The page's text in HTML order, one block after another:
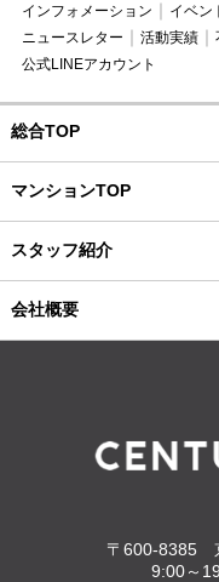
インフォメーション
イベン
ニュースレター
活動実績
公式LINEアカウント
総合TOP
マンションTOP
スタッフ紹介
会社概要
〒600-8385
9:00～